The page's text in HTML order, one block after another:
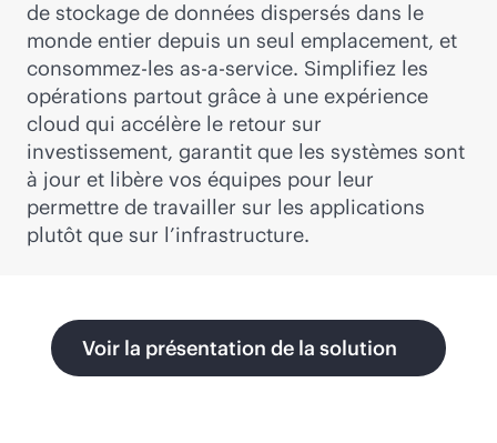
de stockage de données dispersés dans le
monde entier depuis un seul emplacement, et
consommez-les as-a-service. Simplifiez les
opérations partout grâce à une expérience
cloud qui accélère le retour sur
investissement, garantit que les systèmes sont
à jour et libère vos équipes pour leur
permettre de travailler sur les applications
plutôt que sur l’infrastructure.
Voir la présentation de la solution